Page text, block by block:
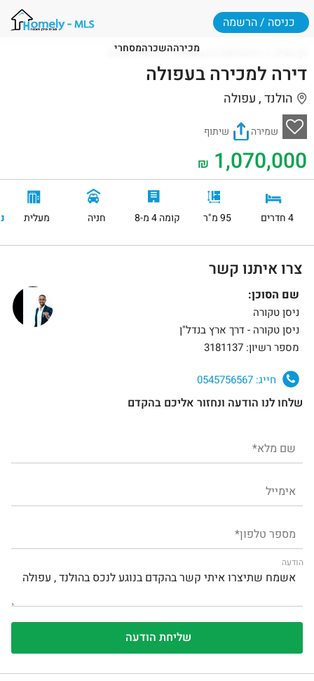
מכירההשכרהמסחרי
כניסה / הרשמה
דירות למכירה בעפולה הולנד , עפולה
דירה למכירה בעפולה
הולנד , עפולה
שמירה שיתוף
1,070,000
₪
4 חדרים 95 מ"ר קומה 4 מ-8 חניה מעלית
צרו איתנו קשר
שם הסוכן:
ניסן טקורה
ניסן טקורה - דרך ארץ בנדל"ן
מספר רשיון: 3181137
חייג:
שלחו לנו הודעה ונחזור אליכם בהקדם
הודעה